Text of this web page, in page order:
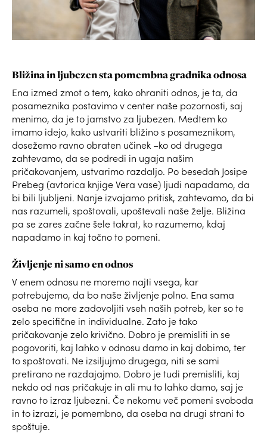
Bližina in ljubezen sta pomembna gradnika odnosa
Ena izmed zmot o tem, kako ohraniti odnos, je ta, da
posameznika postavimo v center naše pozornosti, saj
menimo, da je to jamstvo za ljubezen. Medtem ko
imamo idejo, kako ustvariti bližino s posameznikom,
dosežemo ravno obraten učinek –ko od drugega
zahtevamo, da se podredi in ugaja našim
pričakovanjem, ustvarimo razdaljo. Po besedah Josipe
Prebeg (avtorica knjige Vera vase) ljudi napadamo, da
bi bili ljubljeni. Nanje izvajamo pritisk, zahtevamo, da bi
nas razumeli, spoštovali, upoštevali naše želje. Bližina
pa se zares začne šele takrat, ko razumemo, kdaj
napadamo in kaj točno to pomeni.
Življenje ni samo en odnos
V enem odnosu ne moremo najti vsega, kar
potrebujemo, da bo naše življenje polno. Ena sama
oseba ne more zadovoljiti vseh naših potreb, ker so te
zelo specifične in individualne. Zato je tako
pričakovanje zelo krivično. Dobro je premisliti in se
pogovoriti, kaj lahko v odnosu damo in kaj dobimo, ter
to spoštovati. Ne izsiljujmo drugega, niti se sami
pretirano ne razdajajmo. Dobro je tudi premisliti, kaj
nekdo od nas pričakuje in ali mu to lahko damo, saj je
ravno to izraz ljubezni. Če nekomu več pomeni svoboda
in to izrazi, je pomembno, da oseba na drugi strani to
spoštuje.